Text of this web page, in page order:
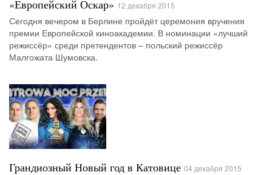
«Европейский Оскар» 12 декабря 2015
Сегодня вечером в Берлине пройдёт церемония вручения
премии Европейской киноакадемии. В номинации «лучший
режиссёр» среди претендентов – польский режиссёр
Малгожата Шумовска.
Грандиозный Новый год в Катовице 04 декабря 2015